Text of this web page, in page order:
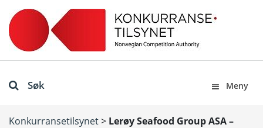
Søk Meny
Konkurransetilsynet> Lerøy Seafood Group ASA –